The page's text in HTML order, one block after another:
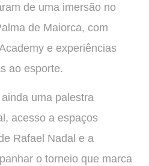
de uma imersão no
de Maiorca, com
e experiências
ao esporte.
uma palestra
acesso a espaços
Rafael Nadal e a
o torneio que marca